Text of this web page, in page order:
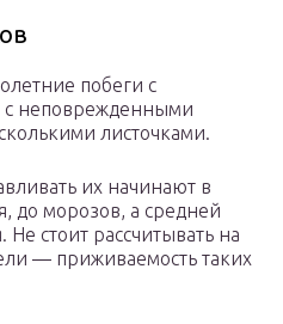
побеги с
с неповрежденными
листочками.
их начинают в
до морозов, а средней
стоит рассчитывать на
— приживаемость таких